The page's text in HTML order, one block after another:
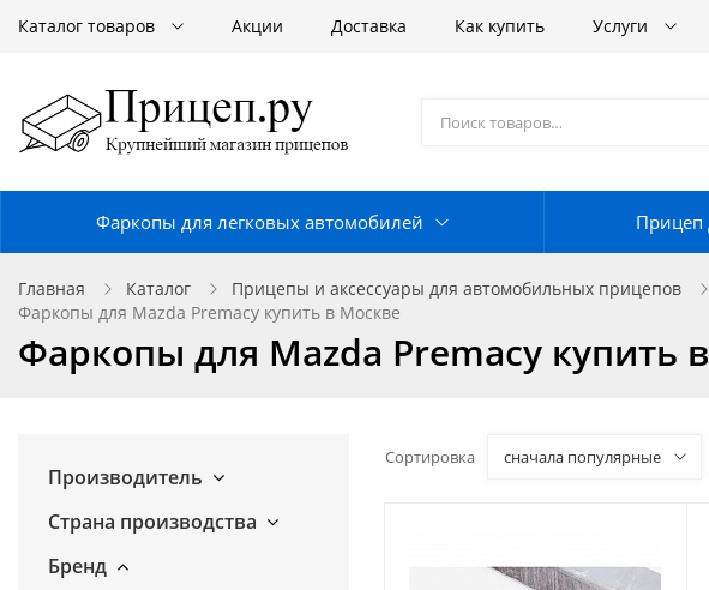
Каталог товаров Акции Доставка Как купить Услуги
Фаркопы для легковых автомобилей Прицеп
Главная Каталог Прицепы и аксессуары для автомобильных прицепов
Фаркопы для Mazda Premacy купить в Москве
Фаркопы для Mazda Premacy купить
Производитель
Страна производства
Бренд
Сортировка сначала популярные